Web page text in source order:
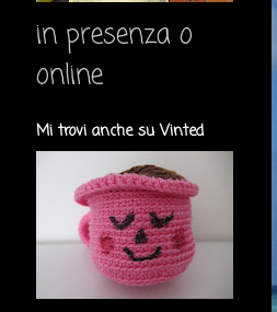
in presenza o
online
Mi trovi anche su Vinted